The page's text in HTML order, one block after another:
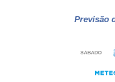
Previsão